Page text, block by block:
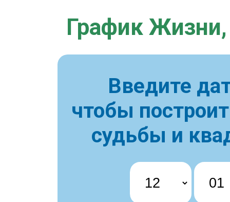
График Жизни,
Введите
чтобы
судьбы и